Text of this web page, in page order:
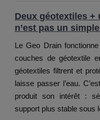
Deux géotextiles +
n’est pas un
Le Geo Drain
couches de géotextile
géotextiles filtrent et
laisse passer l’eau.
produit son intérêt :
support plus stable sous